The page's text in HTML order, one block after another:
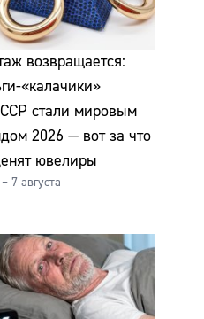
возвращается:
«калачики»
стали мировым
2026 — вот за что
ювелиры
7 августа